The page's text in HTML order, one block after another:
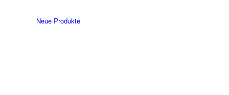
Neue Produkte